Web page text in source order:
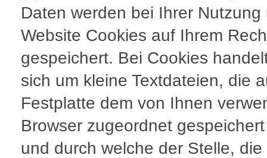
Daten werden bei Ihrer Nutzung
Website Cookies auf Ihrem
gespeichert. Bei Cookies
sich um kleine Textdateien, die
Festplatte dem von Ihnen
Browser zugeordnet
und durch welche der Stelle, die